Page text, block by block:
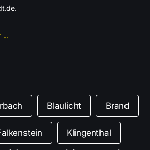
...
Blaulicht Brand
Klingenthal